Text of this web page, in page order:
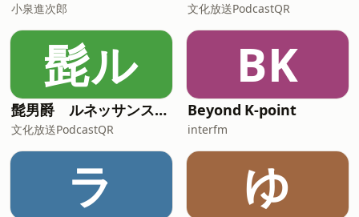
小泉進次郎 文化放送PodcastQR
髭ル
髭男爵 ルネッサンスラジオ
文化放送PodcastQR
BK
Beyond K-point
interfm
ラ ゆ